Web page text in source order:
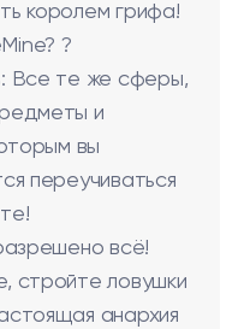
королем грифа!
?️
Все те же сферы,
и
вы
переучиваться
всё!
стройте ловушки
анархия